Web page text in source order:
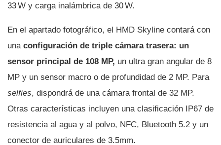
33 W y carga inalámbrica de 30 W.
En el apartado fotográfico, el HMD Skyline contará con
una configuración de triple cámara trasera: un
sensor principal de 108 MP, un ultra gran angular de 8
MP y un sensor macro o de profundidad de 2 MP. Para
selfies, dispondrá de una cámara frontal de 32 MP.
Otras características incluyen una clasificación IP67 de
resistencia al agua y al polvo, NFC, Bluetooth 5.2 y un
conector de auriculares de 3.5mm.